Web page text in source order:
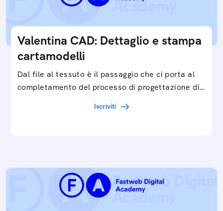
Valentina CAD: Dettaglio e stampa
cartamodelli
Dal file al tessuto è il passaggio che ci porta al
completamento del processo di progettazione di
Iscriviti